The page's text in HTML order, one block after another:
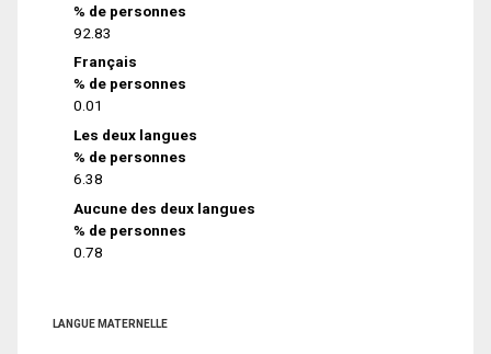
% de personnes
92.83
Français
% de personnes
0.01
Les deux langues
% de personnes
6.38
Aucune des deux langues
% de personnes
0.78
LANGUE MATERNELLE